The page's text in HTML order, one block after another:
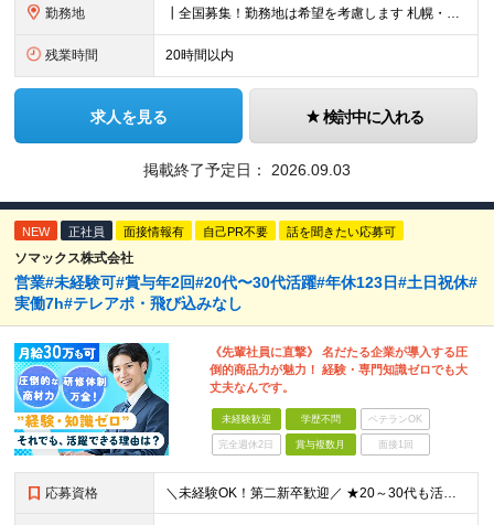
勤務地 ┃全国募集！勤務地は希望を考慮します 札幌・仙台・東京・横浜・金沢・名古屋・大阪・京都・広島・福岡 募集 ※上記のほか、全国に拠点あり ※キャリアアップやキャリアシフトに伴う転勤も一部ありますが、基
残業時間 20時間以内
求人を見る 検討中に入れる
掲載終了予定日： 2026.09.03
NEW 正社員 面接情報有 自己PR不要 話を聞きたい応募可
ソマックス株式会社
営業#未経験可#賞与年2回#20代〜30代活躍#年休123日#土日祝休#
実働7h#テレアポ・飛び込みなし
《先輩社員に直撃》 名だたる企業が導入する圧
倒的商品力が魅力！ 経験・専門知識ゼロでも大
丈夫なんです。
未経験歓迎 学歴不問 ベテランOK
完全週休2日 賞与複数月 面接1回
応募資格 ＼未経験OK！第二新卒歓迎／ ★20～30代も活躍中です！ ◆学歴不問 ◆普通自動車の運転免許をお持ちの方（AT可） ＼未経験スタートでも安心！／ 業界トップクラスの実績と信頼を誇ることから お客